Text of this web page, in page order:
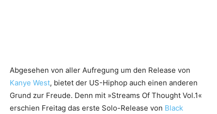
Abgesehen von aller Aufregung um den Release von
Kanye West, bietet der US-Hiphop auch einen anderen
Grund zur Freude. Denn mit »Streams Of Thought Vol.1«
erschien Freitag das erste Solo-Release von Black